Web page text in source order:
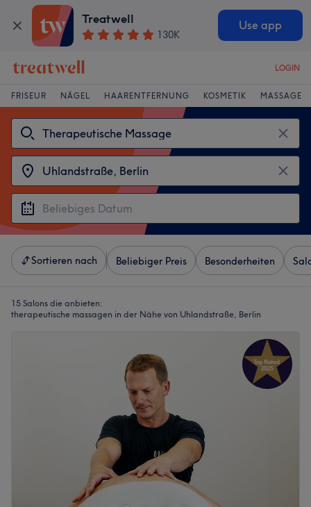
Treatwell
130K
Use app
LOGIN
FRISEUR NÄGEL HAARENTFERNUNG KOSMETIK MASSAGE
Sortieren nach Beliebiger Preis Besonderheiten
15 Salons die anbieten:
therapeutische massagen in der Nähe von Uhlandstraße, Berlin